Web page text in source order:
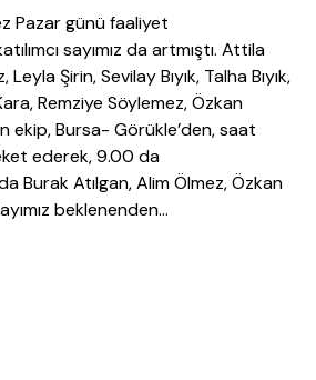
Pazar günü faaliyet
sayımız da artmıştı. Attila
Leyla Şirin, Sevilay Bıyık, Talha Bıyık,
Remziye Söylemez, Özkan
ekip, Bursa- Görükle’den, saat
ederek, 9.00 da
Burak Atılgan, Alim Ölmez, Özkan
beklenenden…